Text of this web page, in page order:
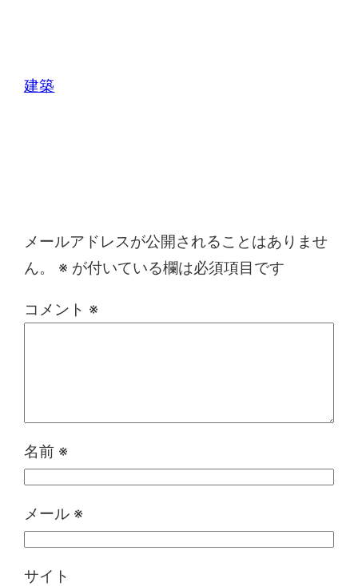
建築
メールアドレスが公開されることはありませ
ん。
※ が付いている欄は必須項目です
コメント ※
名前 ※
メール ※
サイト